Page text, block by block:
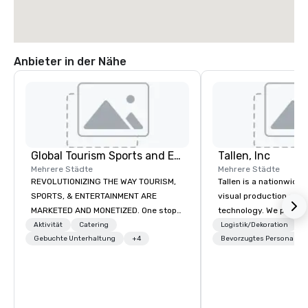
Anbieter in der Nähe
Global Tourism Sports and Entertainment
Mehrere Städte
REVOLUTIONIZING THE WAY TOURISM,
SPORTS, & ENTERTAINMENT ARE
MARKETED AND MONETIZED. One stop
shop for all of your sports tickets in
the United States. NFL, NBA, NHL, MLB,
Aktivität
Catering
Gebuchte Unterhaltung
+4
Tallen, Inc
Mehrere Städte
Tallen is a nationwide
visual production and
technology. We
solutions — from
state-of-the-art
Logistik/Dekoration
Bevorzugtes Personal